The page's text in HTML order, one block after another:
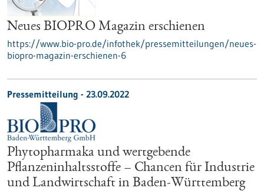
Neues BIOPRO Magazin erschienen
https://www.bio-pro.de/infothek/pressemitteilungen/neues-
biopro-magazin-erschienen-6
Pressemitteilung - 23.09.2022
Phytopharmaka und wertgebende
Pflanzeninhaltsstoffe – Chancen für Industrie
und Landwirtschaft in Baden-Württemberg